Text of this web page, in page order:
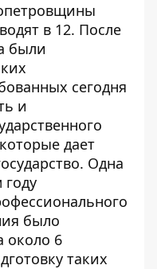
в 12. После
были
сегодня
и
дает
Одна
году
было
около 6
таких